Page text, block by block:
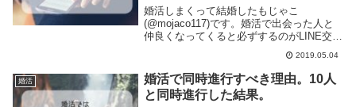
婚活しまくって結婚したもじゃこ
(@mojaco117)です。婚活で出会った人と
仲良くなってくると必ずするのがLINE交
換。わたしもこれまで数えきれないほどの
男性とLINEを交換しました。今も友達一覧
を見てみるとたった1度会っただけで疎遠
にな...
2019.05.04
婚活
婚活で同時進行すべき理由。10人
と同時進行した結果。